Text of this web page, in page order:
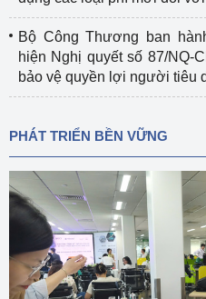
Bộ Công Thương ban
hiện Nghị quyết số 87/NQ-
bảo vệ quyền lợi người tiêu
PHÁT TRIỂN BỀN VỮNG